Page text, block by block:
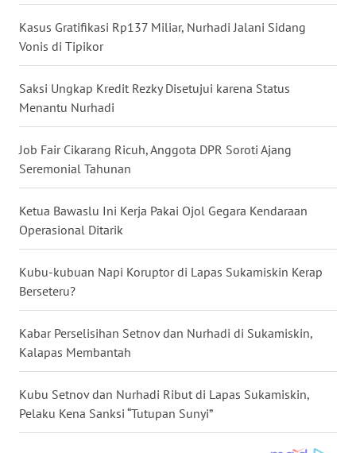
Kasus Gratifikasi Rp137 Miliar, Nurhadi Jalani Sidang
Vonis di Tipikor
Saksi Ungkap Kredit Rezky Disetujui karena Status
Menantu Nurhadi
Job Fair Cikarang Ricuh, Anggota DPR Soroti Ajang
Seremonial Tahunan
Ketua Bawaslu Ini Kerja Pakai Ojol Gegara Kendaraan
Operasional Ditarik
Kubu-kubuan Napi Koruptor di Lapas Sukamiskin Kerap
Berseteru?
Kabar Perselisihan Setnov dan Nurhadi di Sukamiskin,
Kalapas Membantah
Kubu Setnov dan Nurhadi Ribut di Lapas Sukamiskin,
Pelaku Kena Sanksi “Tutupan Sunyi”
WN
BABEL
WN
SUMBAR
SUMSEL
BENGKULU
LAMPUNG
JATENG
WN
NUSANTARA
WN